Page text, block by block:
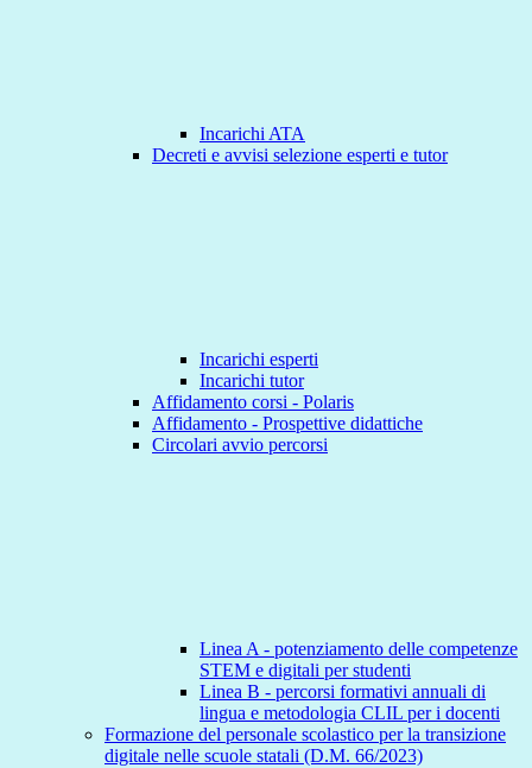
Incarichi ATA
Decreti e avvisi selezione esperti e tutor
Incarichi esperti
Incarichi tutor
Affidamento corsi - Polaris
Affidamento - Prospettive didattiche
Circolari avvio percorsi
Linea A - potenziamento delle competenze
STEM e digitali per studenti
Linea B - percorsi formativi annuali di
lingua e metodologia CLIL per i docenti
Formazione del personale scolastico per la transizione
digitale nelle scuole statali (D.M. 66/2023)